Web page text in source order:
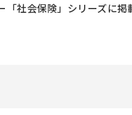
社会保険」シリーズに掲